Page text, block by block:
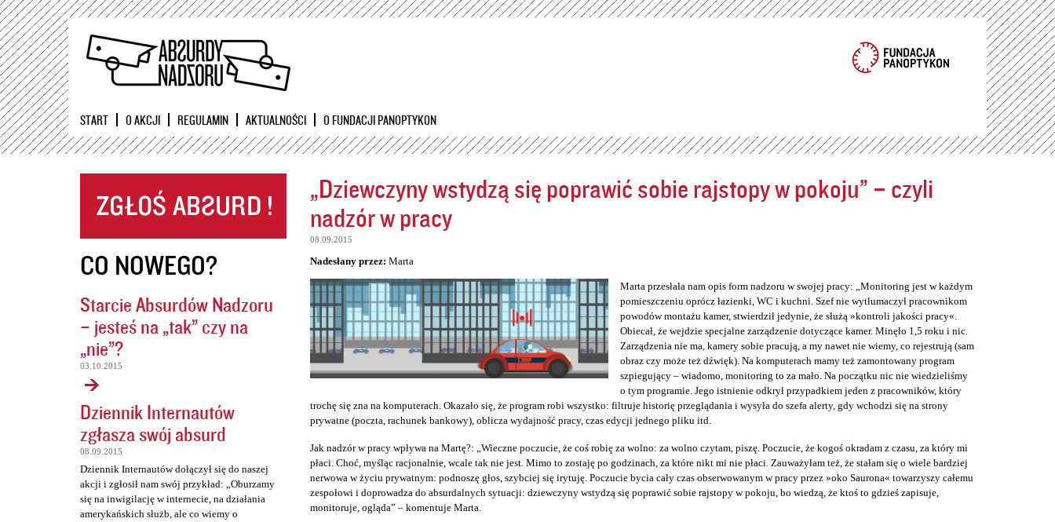
Przejdź
START O AKCJI REGULAMIN AKTUALNOŚCI O FUNDACJI PANOPTYKON
CO NOWEGO?
Starcie Absurdów Nadzoru
– jesteś na „tak” czy na
„nie”?
03.10.2015
Dziennik Internautów
zgłasza swój absurd
08.09.2015
Dziennik Internautów dołączył się do naszej
akcji i zgłosił nam swój przykład: „Oburzamy
się na inwigilację w internecie, na działania
amerykańskich służb, ale co wiemy o
„Dziewczyny wstydzą się poprawić sobie rajstopy w pokoju” – czyli
nadzór w pracy
08.09.2015
Nadesłany przez: Marta
Marta przesłała nam opis form nadzoru w swojej pracy: „Monitoring jest w każdym
pomieszczeniu oprócz łazienki, WC i kuchni. Szef nie wytłumaczył pracownikom
powodów montażu kamer, stwierdził jedynie, że służą »kontroli jakości pracy«.
Obiecał, że wejdzie specjalne zarządzenie dotyczące kamer. Minęło 1,5 roku i nic.
Zarządzenia nie ma, kamery sobie pracują, a my nawet nie wiemy, co rejestrują (sam
obraz czy może też dźwięk). Na komputerach mamy też zamontowany program
szpiegujący – wiadomo, monitoring to za mało. Na początku nic nie wiedzieliśmy
o tym programie. Jego istnienie odkrył przypadkiem jeden z pracowników, który
trochę się zna na komputerach. Okazało się, że program robi wszystko: filtruje historię przeglądania i wysyła do szefa alerty, gdy wchodzi się na strony
prywatne (poczta, rachunek bankowy), oblicza wydajność pracy, czas edycji jednego pliku itd.
Jak nadzór w pracy wpływa na Martę?: „Wieczne poczucie, że coś robię za wolno: za wolno czytam, piszę. Poczucie, że kogoś okradam z czasu, za który mi
płaci. Choć, myśląc racjonalnie, wcale tak nie jest. Mimo to zostaję po godzinach, za które nikt mi nie płaci. Zauważyłam też, że stałam się o wiele bardziej
nerwowa w życiu prywatnym: podnoszę głos, szybciej się irytuję. Poczucie bycia cały czas obserwowanym w pracy przez »oko Saurona« towarzyszy całemu
zespołowi i doprowadza do absurdalnych sytuacji: dziewczyny wstydzą się poprawić sobie rajstopy w pokoju, bo wiedzą, że ktoś to gdzieś zapisuje,
monitoruje, ogląda” – komentuje Marta.